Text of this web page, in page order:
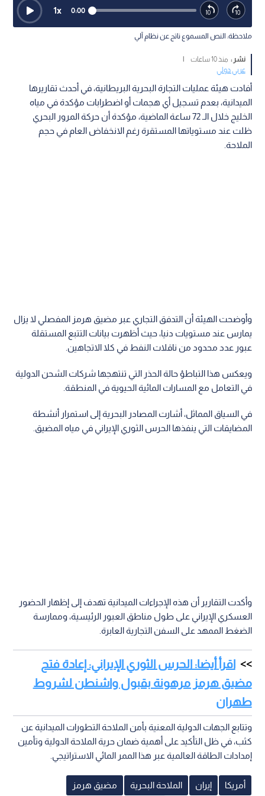
0:00
1x
ملاحظة: النص المسموع ناتج عن نظام آلي
نشر : منذ 10 ساعات
|
عربي دولي
أفادت هيئة عمليات التجارة البحرية البريطانية، في أحدث تقاريرها
الميدانية، بعدم تسجيل أي هجمات أو اضطرابات مؤكدة في مياه
الخليج خلال الـ 72 ساعة الماضية، مؤكدة أن حركة المرور البحري
ظلت عند مستوياتها المستقرة رغم الانخفاض العام في حجم
الملاحة.
وأوضحت الهيئة أن التدفق التجاري عبر مضيق هرمز المفصلي لا يزال
يمارس عند مستويات دنيا، حيث أظهرت بيانات التتبع المستقلة
عبور عدد محدود من ناقلات النفط في كلا الاتجاهين.
ويعكس هذا التباطؤ حالة الحذر التي تنتهجها شركات الشحن الدولية
في التعامل مع المسارات المائية الحيوية في المنطقة.
في السياق المماثل، أشارت المصادر البحرية إلى استمرار أنشطة
المضايقات التي ينفذها الحرس الثوري الإيراني في مياه المضيق.
وأكدت التقارير أن هذه الإجراءات الميدانية تهدف إلى إظهار الحضور
العسكري الإيراني على طول مناطق العبور الرئيسية، وممارسة
الضغط الممهد على السفن التجارية العابرة.
اقرأ أيضا: الحرس الثوري الإيراني: إعادة فتح
مضيق هرمز مرهونة بقبول واشنطن لشروط
طهران
وتتابع الجهات الدولية المعنية بأمن الملاحة التطورات الميدانية عن
كثب، في ظل التأكيد على أهمية ضمان حرية الملاحة الدولية وتأمين
إمدادات الطاقة العالمية عبر هذا الممر المائي الاستراتيجي.
أمريكا إيران الملاحة البحرية مضيق هرمز